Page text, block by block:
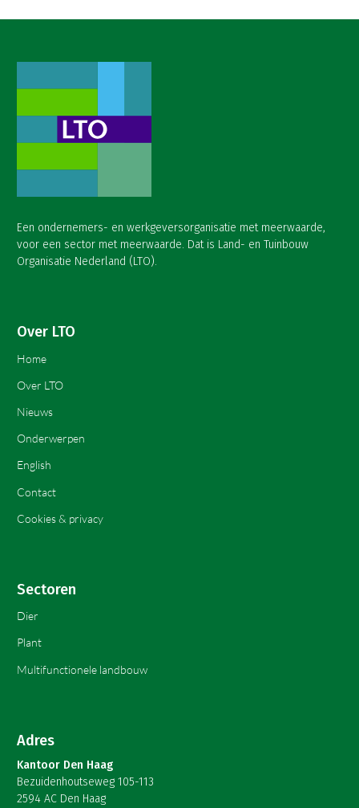
Een ondernemers- en werkgeversorganisatie met meerwaarde,
voor een sector met meerwaarde. Dat is Land- en Tuinbouw
Organisatie Nederland (LTO).
Over LTO
Home
Over LTO
Nieuws
Onderwerpen
English
Contact
Cookies & privacy
Sectoren
Dier
Plant
Multifunctionele landbouw
Adres
Kantoor Den Haag
Bezuidenhoutseweg 105-113
2594 AC Den Haag